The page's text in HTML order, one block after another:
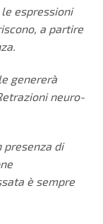
espressioni
a partire
genererà
neuro-
di
è sempre